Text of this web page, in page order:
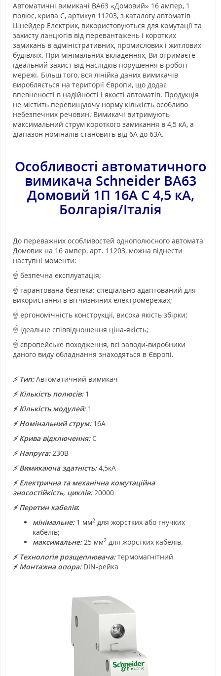
Автоматичні вимикачі ВА63 «Домовий» 16 ампер, 1
полюс, крива С, артикул 11203, з каталогу автоматів
Шнейдер Електрик, використовуються для комутації та
захисту ланцюгів від перевантажень і коротких
замикань в адміністративних, промислових і житлових
будівлях. При мінімальних вкладеннях, Ви отримаєте
ідеальний захист від наслідків порушення в роботі
мережі. Більш того, вся лінійка даних вимикачів
виробляється на території Європи, що додає
впевненості в надійності і якості автоматів. Продукція
не містить перевищуючу норму кількість особливо
небезпечних речовин. Вимикачі витримують
максимальний струм короткого замикання в 4,5 кА, а
діапазон номіналів становить від 6А до 63А.
Особливості автоматичного
вимикача Schneider ВА63
Домовий 1П 16A C 4,5 кА,
Болгарія/Італія
До переважних особливостей однополюсного автомата
Домовик на 16 ампер, арт. 11203, можна віднести
наступні моменти:
☝ безпечна експлуатація;
☝ гарантована безпека: спеціально адаптований для
використання в вітчизняних електромережах;
☝ ергономічність конструкції, висока якість збірки;
☝ ідеальне співвідношення ціна-якість;
☝ європейське походження, всі заводи-виробники
даного виду обладнання знаходяться в Європі.
⚡ Тип:Автоматичний вимикач
⚡ Кількість полюсів:1
⚡ Кількість модулей:1
⚡ Номінальний струм:16А
⚡ Крива відключення:C
⚡ Напруга:230В
⚡ Вимикаюча здатність:4,5кА
⚡ Електрична та механічна комутаційна
зносостійкість, циклів:20000
⚡ Перетин кабелів:
мінімальне:1 мм2 для жорстких або гнучких
кабелів;
максимальне:25 мм2 для жорстких кабелів.
⚡ Технологія розщеплювача: термомагнітний
⚡ Монтажна опора:DIN-рейка